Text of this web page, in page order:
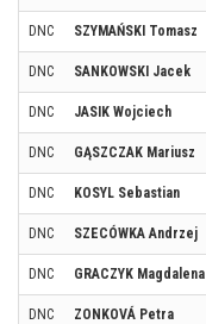
DNC SZYMAŃSKI Tomasz
DNC SANKOWSKI Jacek
DNC JASIK Wojciech
DNC GĄSZCZAK Mariusz
DNC KOSYL Sebastian
DNC SZECÓWKA Andrzej
DNC GRACZYK Magdalena
DNC ZONKOVÁ Petra